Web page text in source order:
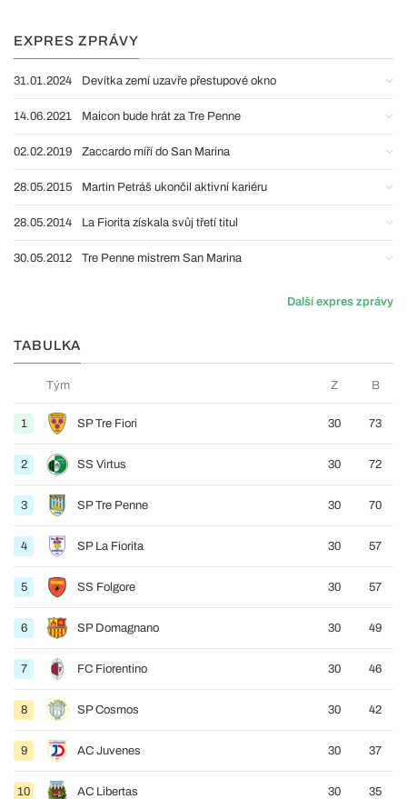
EXPRES ZPRÁVY
31.01.2024 Devítka zemí uzavře přestupové okno
14.06.2021 Maicon bude hrát za Tre Penne
02.02.2019 Zaccardo míří do San Marina
28.05.2015 Martin Petráš ukončil aktivní kariéru
28.05.2014 La Fiorita získala svůj třetí titul
30.05.2012 Tre Penne mistrem San Marina
Další expres zprávy
TABULKA
Tým Z B
1 SP Tre Fiori 30 73
2 SS Virtus 30 72
3 SP Tre Penne 30 70
4 SP La Fiorita 30 57
5 SS Folgore 30 57
6 SP Domagnano 30 49
7 FC Fiorentino 30 46
8 SP Cosmos 30 42
9 AC Juvenes 30 37
10 AC Libertas 30 35